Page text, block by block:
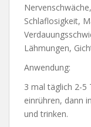
Schlaflosigkeit,
Lähmungen,
Anwendung:
3 mal täglich 2-5
einrühren, dann
und trinken.